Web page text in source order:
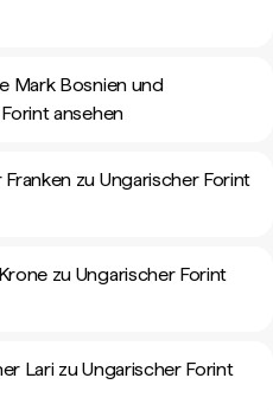
Mark Bosnien und
ansehen
zu Ungarischer Forint
zu Ungarischer Forint
Lari zu Ungarischer Forint